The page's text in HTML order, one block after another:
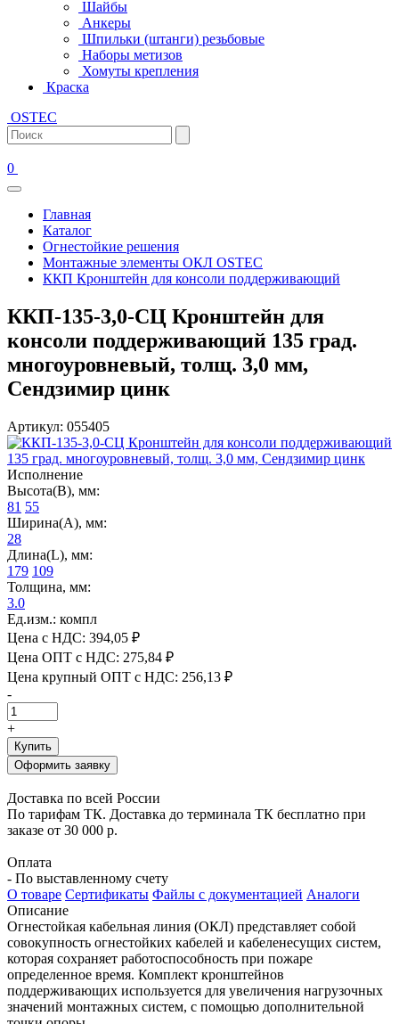
Шайбы
Анкеры
Шпильки (штанги) резьбовые
Наборы метизов
Хомуты крепления
Краска
OSTEC
0
Главная
Каталог
Огнестойкие решения
Монтажные элементы ОКЛ OSTEC
ККП Кронштейн для консоли поддерживающий
ККП-135-3,0-СЦ Кронштейн для
консоли поддерживающий 135 град.
многоуровневый, толщ. 3,0 мм,
Сендзимир цинк
Артикул: 055405
Исполнение
Высота(В), мм:
81 55
Ширина(А), мм:
28
Длина(L), мм:
179 109
Толщина, мм:
3.0
Ед.изм.: компл
Цена с НДС: 394,05 ₽
Цена ОПТ с НДС: 275,84 ₽
Цена крупный ОПТ с НДС: 256,13 ₽
-
+
Купить
Оформить заявку
Доставка по всей России
По тарифам ТК. Доставка до терминала ТК бесплатно при
заказе от 30 000 р.
Оплата
- По выставленному счету
О товаре Сертификаты Файлы с документацией Аналоги
Описание
Огнестойкая кабельная линия (ОКЛ) представляет собой
совокупность огнестойких кабелей и кабеленесущих систем,
которая сохраняет работоспособность при пожаре
определенное время. Комплект кронштейнов
поддерживающих используется для увеличения нагрузочных
значений монтажных систем, с помощью дополнительной